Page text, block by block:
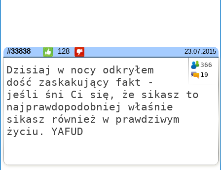
23.07.2015
#33838 128
366
19
Dzisiaj w nocy odkryłem
dość zaskakujący fakt -
jeśli śni Ci się, że sikasz to
najprawdopodobniej właśnie
sikasz również w prawdziwym
życiu. YAFUD